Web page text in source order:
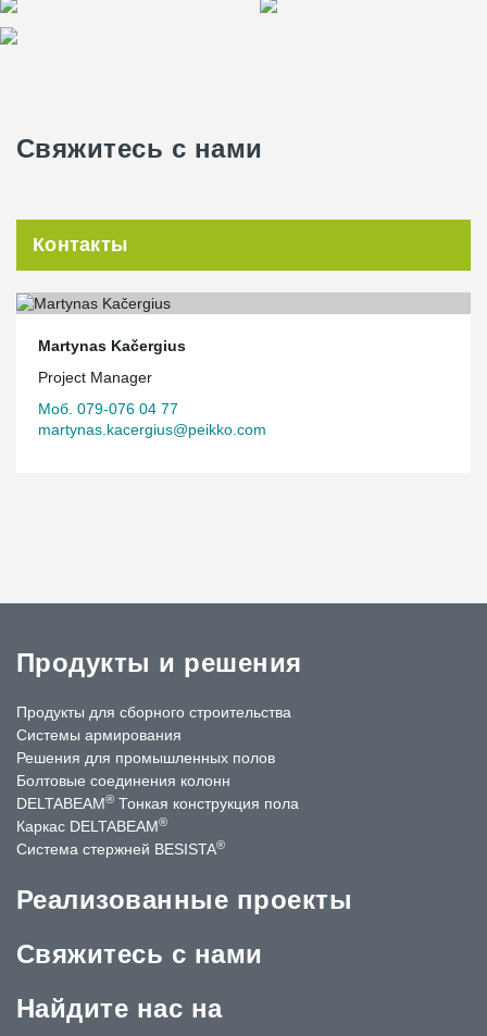
Свяжитесь с нами
Контакты
Martynas Kačergius
Project Manager
Моб. 079-076 04 77
martynas.kacergius@peikko.com
Продукты и решения
Продукты для сборного строительства
Системы армирования
Решения для промышленных полов
Болтовые соединения колонн
DELTABEAM® Тонкая конструкция пола
Каркас DELTABEAM®
Система стержней BESISTA®
Реализованные проекты
Свяжитесь с нами
Найдите нас на